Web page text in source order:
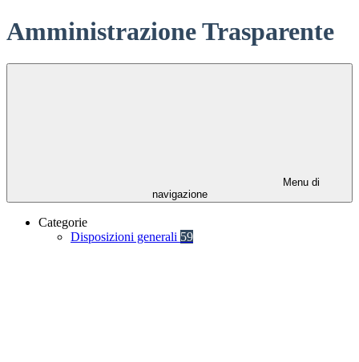
Amministrazione Trasparente
Menu di
navigazione
Categorie
Disposizioni generali 59